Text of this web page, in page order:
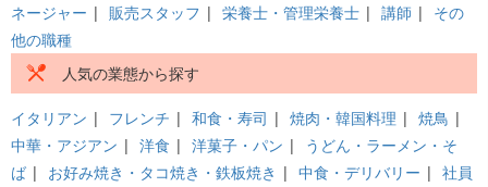
ネージャー | 販売スタッフ | 栄養士・管理栄養士 | 講師 | その
他の職種
人気の業態から探す
イタリアン | フレンチ | 和食・寿司 | 焼肉・韓国料理 | 焼鳥 |
中華・アジアン | 洋食 | 洋菓子・パン |
うどん・ラーメン・そ
ば | お好み焼き・タコ焼き・鉄板焼き | 中食・デリバリー | 社員